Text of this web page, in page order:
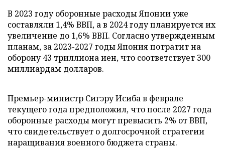
В 2023 году оборонные расходы Японии уже
составляли 1,4% ВВП, а в 2024 году планируется их
увеличение до 1,6% ВВП. Согласно утвержденным
планам, за 2023-2027 годы Япония потратит на
оборону 43 триллиона иен, что соответствует 300
миллиардам долларов.
Премьер-министр Сигэру Исиба в феврале
текущего года предположил, что после 2027 года
оборонные расходы могут превысить 2% от ВВП,
что свидетельствует о долгосрочной стратегии
наращивания военного бюджета страны.